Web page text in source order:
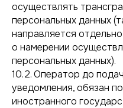
осуществлять
персональных данных
направляется
о намерении
персональных данных).
10.2. Оператор до
уведомления, обязан
иностранного